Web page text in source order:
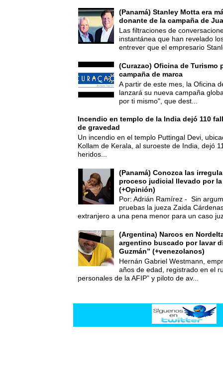
(Panamá) Stanley Motta era
donante de la campaña de
Las filtraciones de
instantánea que han revelado
entrever que el empresario
(Curazao) Oficina de Turismo
campaña de marca
A partir de este mes, la Oficina
lanzará su nueva campaña
por ti mismo", que dest...
Incendio en templo de la India dejó 110
de gravedad
Un incendio en el templo Puttingal Devi,
Kollam de Kerala, al suroeste de India, dejó
heridos...
(Panamá) Conozca las
proceso judicial llevado por
(+Opinión)
Por: Adrián Ramírez - Sin
pruebas la jueza Zaida
extranjero a una pena menor para un caso
(Argentina) Narcos en
argentino buscado por lavar
Guzmán” (+venezolanos)
Hernán Gabriel Westmann,
años de edad, registrado en el
personales de la AFIP” y piloto de av...